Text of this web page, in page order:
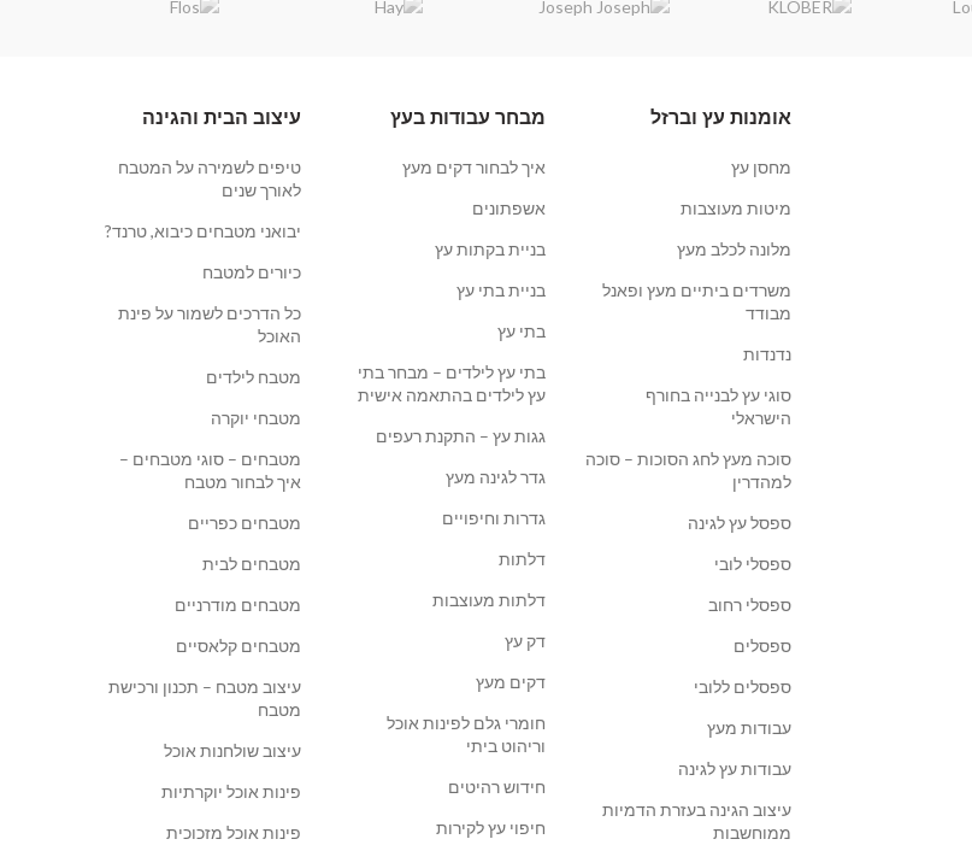
אומנות עץ וברזל
מחסן עץ
מיטות מעוצבות
מלונה לכלב מעץ
משרדים ביתיים מעץ ופאנל
מבודד
נדנדות
סוגי עץ לבנייה בחורף
הישראלי
סוכה מעץ לחג הסוכות – סוכה
למהדרין
ספסל עץ לגינה
ספסלי לובי
ספסלי רחוב
ספסלים
ספסלים ללובי
עבודות מעץ
עבודות עץ לגינה
עיצוב הגינה בעזרת הדמיות
ממוחשבות
מבחר עבודות בעץ
איך לבחור דקים מעץ
אשפתונים
בניית בקתות עץ
בניית בתי עץ
בתי עץ
בתי עץ לילדים – מבחר בתי
עץ לילדים בהתאמה אישית
גגות עץ – התקנת רעפים
גדר לגינה מעץ
גדרות וחיפויים
דלתות
דלתות מעוצבות
דק עץ
דקים מעץ
חומרי גלם לפינות אוכל
וריהוט ביתי
חידוש רהיטים
חיפוי עץ לקירות
עיצוב הבית והגינה
טיפים לשמירה על המטבח
לאורך שנים
יבואני מטבחים כיבוא, טרנד?
כיורים למטבח
כל הדרכים לשמור על פינת
האוכל
מטבח לילדים
מטבחי יוקרה
מטבחים – סוגי מטבחים –
איך לבחור מטבח
מטבחים כפריים
מטבחים לבית
מטבחים מודרניים
מטבחים קלאסיים
עיצוב מטבח – תכנון ורכישת
מטבח
עיצוב שולחנות אוכל
פינות אוכל יוקרתיות
פינות אוכל מזכוכית